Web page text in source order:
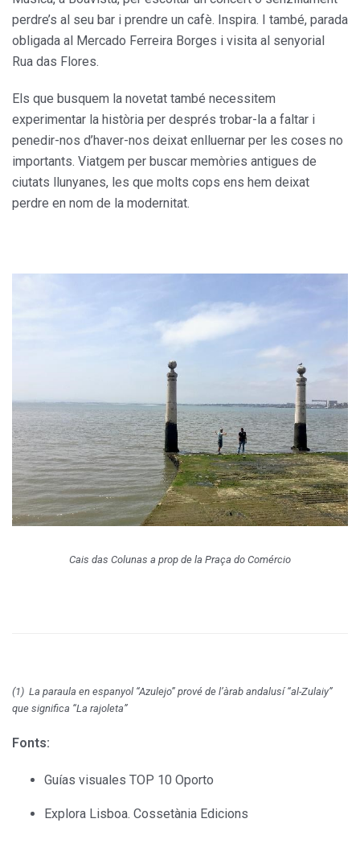
perdre’s al seu bar i prendre un cafè. Inspira. I també, parada
obligada al Mercado Ferreira Borges i visita al senyorial
Rua das Flores.
Els que busquem la novetat també necessitem
experimentar la història per després trobar-la a faltar i
penedir-nos d’haver-nos deixat enlluernar per les coses no
importants. Viatgem per buscar memòries antigues de
ciutats llunyanes, les que molts cops ens hem deixat
perdre en nom de la modernitat.
Cais das Colunas a prop de la Praça do Comércio
(1) La paraula en espanyol “Azulejo” prové de l’àrab andalusí “al-Zulaiy”
que significa “La rajoleta”
Fonts:
Guías visuales TOP 10 Oporto
Explora Lisboa. Cossetània Edicions